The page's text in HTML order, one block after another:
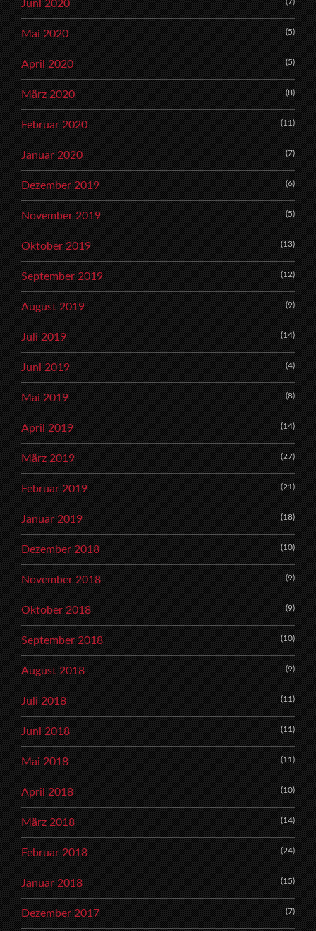
Juni 2020
Mai 2020 (5)
April 2020 (5)
März 2020 (8)
Februar 2020 (11)
Januar 2020 (7)
Dezember 2019 (6)
November 2019 (5)
Oktober 2019 (13)
September 2019 (12)
August 2019 (9)
Juli 2019 (14)
Juni 2019 (4)
Mai 2019 (8)
April 2019 (14)
März 2019 (27)
Februar 2019 (21)
Januar 2019 (18)
Dezember 2018 (10)
November 2018 (9)
Oktober 2018 (9)
September 2018 (10)
August 2018 (9)
Juli 2018 (11)
Juni 2018 (11)
Mai 2018 (11)
April 2018 (10)
März 2018 (14)
Februar 2018 (24)
Januar 2018 (15)
Dezember 2017 (7)